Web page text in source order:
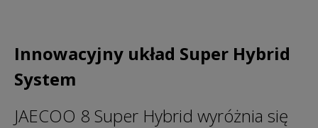
Innowacyjny układ Super Hybrid
System
JAECOO 8 Super Hybrid wyróżnia się